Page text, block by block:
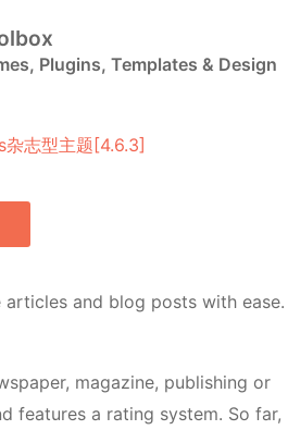
Plugins, Templates & Design
and blog posts with ease.
magazine, publishing or
features a rating system. So far,